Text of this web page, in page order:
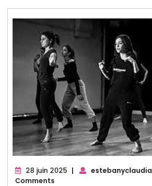
28 juin 2025 28
| estebanyclaudia
Comments